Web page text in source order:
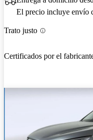
El precio incluye envío
Trato justo
Certificados por el